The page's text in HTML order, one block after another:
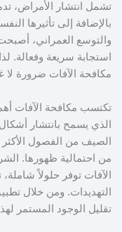
تشمل انتشار الأمراض،
بالإضافة إلى تأثيرها
والتوسع العمراني،
استجابة سريعة
مكافحة الآفات ضرورة لا
تكتسب مكافحة الآفات
الذي يسمح بانتشار
الصيف من الفصول
من احتمالية ظهورها.
الآفات توفر حلولاً
التهديدات. ومن خلال
تقليل الوجود المستمر